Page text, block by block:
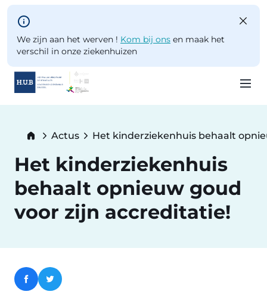
Skip to main content
We zijn aan het werven ! Kom bij ons en maak het
verschil in onze ziekenhuizen
content
Breadcrumb
Actus Het kinderziekenhuis behaalt
Het kinderziekenhuis
behaalt opnieuw goud
voor zijn accreditatie!
Facebook
Twitter